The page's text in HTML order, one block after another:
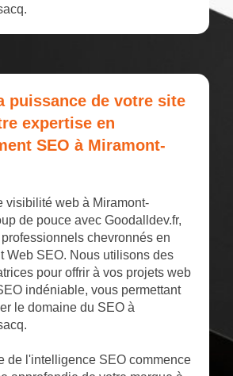
puissance de votre site
expertise en
SEO à Miramont-
visibilité web à Miramont-
de pouce avec Goodalldev.fr,
chevronnés en
Web SEO. Nous utilisons des
pour offrir à vos projets web
indéniable, vous permettant
le domaine du SEO à
de l'intelligence SEO commence